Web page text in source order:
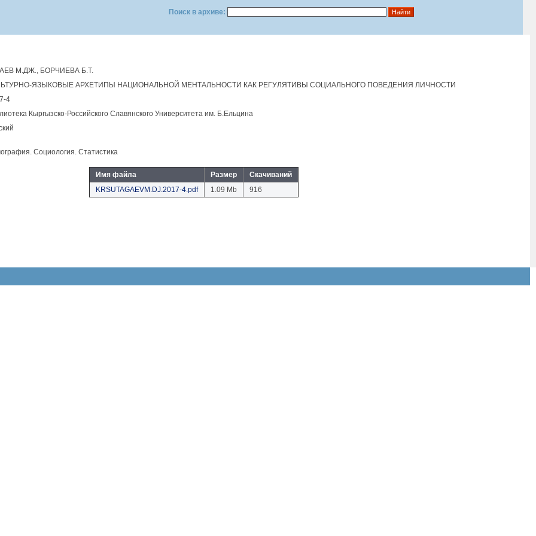
Поиск в архиве:
М.ДЖ., БОРЧИЕВА Б.Т.
ЯЗЫКОВЫЕ АРХЕТИПЫ НАЦИОНАЛЬНОЙ МЕНТАЛЬНОСТИ КАК РЕГУЛЯТИВЫ СОЦИАЛЬНОГО ПОВЕДЕНИЯ ЛИЧНОСТИ
4
Кыргызско-Российского Славянского Университета им. Б.Eльцина
Социология. Статистика
Имя файла Размер
Скачиваний
KRSUTAGAEVM.DJ.2017-4.pdf
1.09 Mb 916